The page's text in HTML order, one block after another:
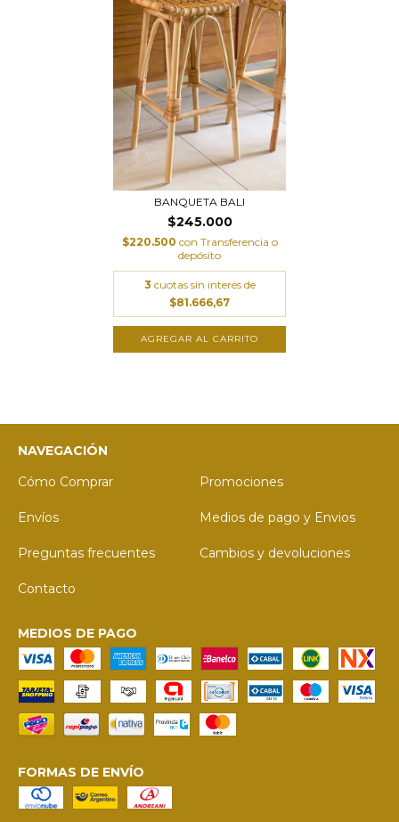
BANQUETA BALI
$245.000
$220.500 con Transferencia o
depósito
3 cuotas sin interés de
$81.666,67
NAVEGACIÓN
Cómo Comprar
Promociones
Envíos Medios de pago y Envios
Preguntas frecuentes Cambios y devoluciones
Contacto
MEDIOS DE PAGO
FORMAS DE ENVÍO